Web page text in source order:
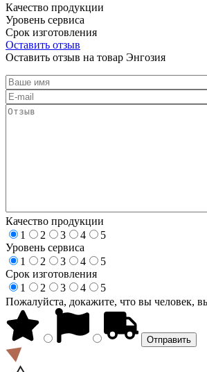
Качество продукции
Уровень сервиса
Срок изготовления
Оставить отзыв
Оставить отзыв на товар Энгозия
Качество продукции
1
2 3 4
5
Уровень сервиса
1
2 3 4
5
Срок изготовления
1
2 3 4
5
Пожалуйста, докажите, что вы человек,